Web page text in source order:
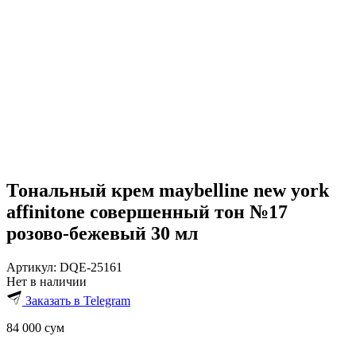
Тональный крем maybelline new york
affinitone совершенный тон №17
розово-бежевый 30 мл
Артикул: DQE-25161
Нет в наличии
Заказать в Telegram
84 000 сум